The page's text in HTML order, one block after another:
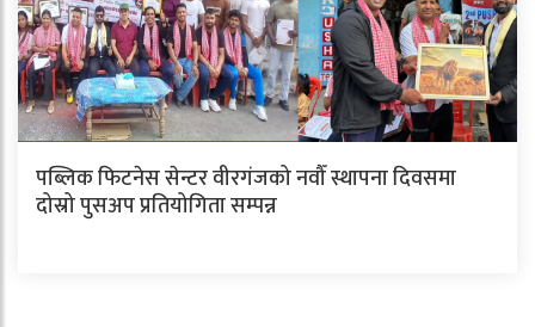
पब्लिक फिटनेस सेन्टर वीरगंजको नवौँ स्थापना दिवसमा
दोस्रो पुसअप प्रतियोगिता सम्पन्न